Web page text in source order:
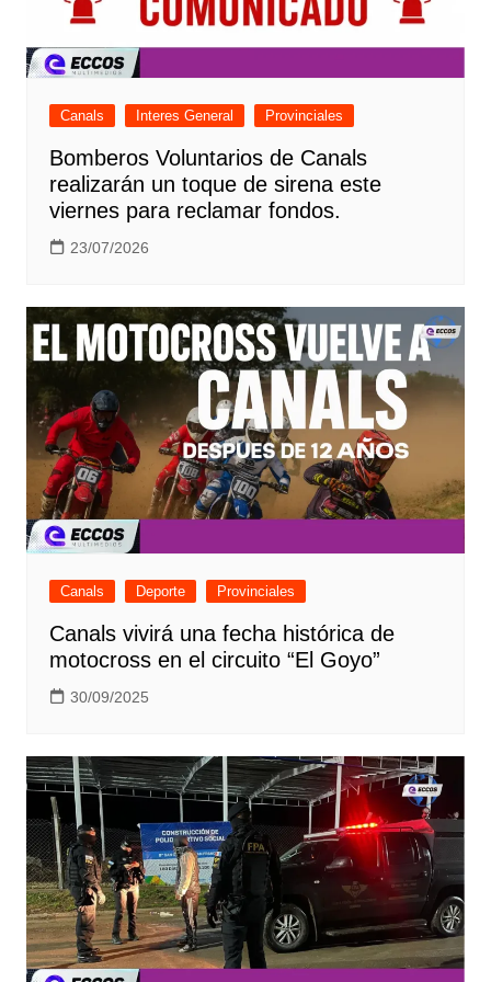
Canals Interes General Provinciales
Bomberos Voluntarios de Canals
realizarán un toque de sirena este
viernes para reclamar fondos.
23/07/2026
Canals Deporte Provinciales
Canals vivirá una fecha histórica de
motocross en el circuito “El Goyo”
30/09/2025